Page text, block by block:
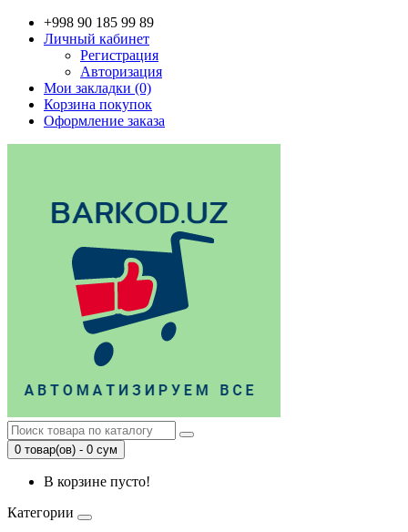
+998 90 185 99 89
Личный кабинет
Регистрация
Авторизация
Мои закладки (0)
Корзина покупок
Оформление заказа
0 товар(ов) - 0 сум
В корзине пусто!
Категории